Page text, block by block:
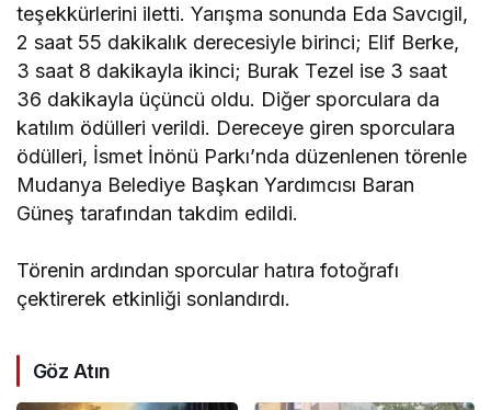
teşekkürlerini iletti. Yarışma sonunda Eda Savcıgil,
2 saat 55 dakikalık derecesiyle birinci; Elif Berke,
3 saat 8 dakikayla ikinci; Burak Tezel ise 3 saat
36 dakikayla üçüncü oldu. Diğer sporculara da
katılım ödülleri verildi. Dereceye giren sporculara
ödülleri, İsmet İnönü Parkı’nda düzenlenen törenle
Mudanya Belediye Başkan Yardımcısı Baran
Güneş tarafından takdim edildi.
Törenin ardından sporcular hatıra fotoğrafı
çektirerek etkinliği sonlandırdı.
Göz Atın